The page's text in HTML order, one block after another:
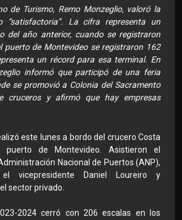
de Turismo, Remo Monzeglio, valoró la
“satisfactoria”. La cifra representa un
del año anterior, cuando se registraron
puerto de Montevideo se registraron 162
un récord para esa terminal. En
informó que participó de una feria
se promovió a Colonia del Sacramento
cruceros y afirmó que hay empresas
este lunes a bordo del crucero Costa
puerto de Montevideo. Asistieron el
Nacional de Puertos (ANP),
vicepresidente Daniel Loureiro y
sector privado.
2024 cerró con 206 escalas en los